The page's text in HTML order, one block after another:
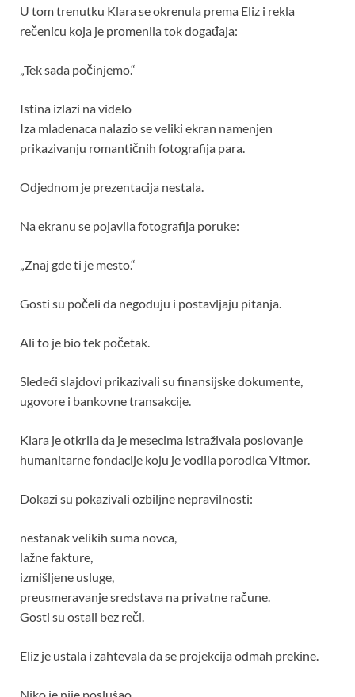
U tom trenutku Klara se okrenula prema Eliz i rekla
rečenicu koja je promenila tok događaja:
„Tek sada počinjemo.“
Istina izlazi na videlo
Iza mladenaca nalazio se veliki ekran namenjen
prikazivanju romantičnih fotografija para.
Odjednom je prezentacija nestala.
Na ekranu se pojavila fotografija poruke:
„Znaj gde ti je mesto.“
Gosti su počeli da negoduju i postavljaju pitanja.
Ali to je bio tek početak.
Sledeći slajdovi prikazivali su finansijske dokumente,
ugovore i bankovne transakcije.
Klara je otkrila da je mesecima istraživala poslovanje
humanitarne fondacije koju je vodila porodica Vitmor.
Dokazi su pokazivali ozbiljne nepravilnosti:
nestanak velikih suma novca,
lažne fakture,
izmišljene usluge,
preusmeravanje sredstava na privatne račune.
Gosti su ostali bez reči.
Eliz je ustala i zahtevala da se projekcija odmah prekine.